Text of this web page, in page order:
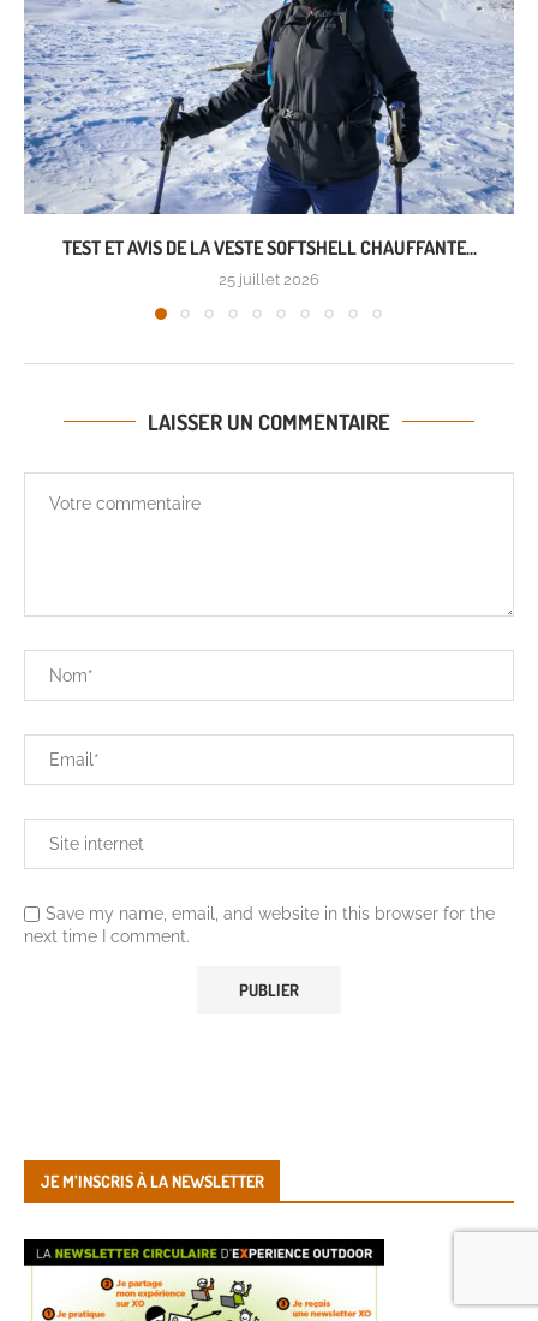
TEST ET AVIS DE LA VESTE SOFTSHELL CHAUFFANTE...
25 juillet 2026
LAISSER UN COMMENTAIRE
Save my name, email, and website in this browser for the
next time I comment.
JE M’INSCRIS À LA NEWSLETTER